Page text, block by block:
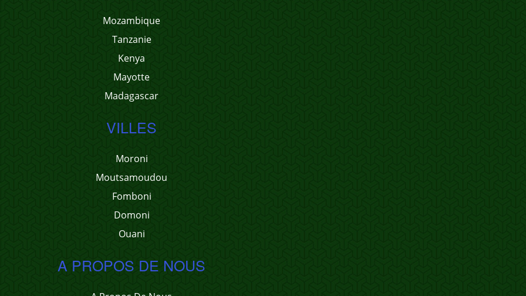
Mozambique
Tanzanie
Kenya
Mayotte
Madagascar
VILLES
Moroni
Moutsamoudou
Fomboni
Domoni
Ouani
A PROPOS DE NOUS